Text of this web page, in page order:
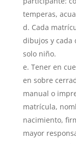
temperas,
Cada
dibujos y cada
solo niño.
Tener en
en sobre
manual o
matrícula,
nacimiento,
mayor